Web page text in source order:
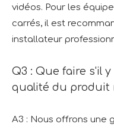
vidéos. Pour les
carrés, il est
installateur
Q3 : Que faire s'il
qualité du produit
A3 : Nous offrons une